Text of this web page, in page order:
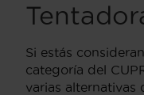
Si estás
categoría del
varias alternativas